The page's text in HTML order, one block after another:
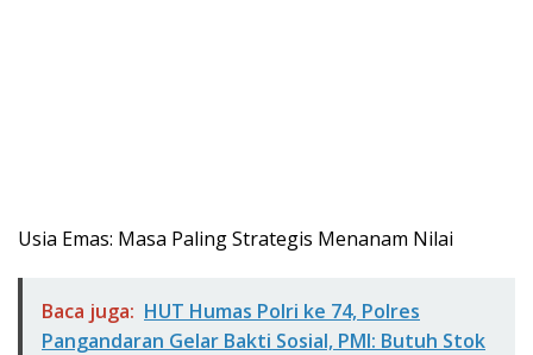
​Usia Emas: Masa Paling Strategis Menanam Nilai
Baca juga: HUT Humas Polri ke 74, Polres
Pangandaran Gelar Bakti Sosial, PMI: Butuh Stok